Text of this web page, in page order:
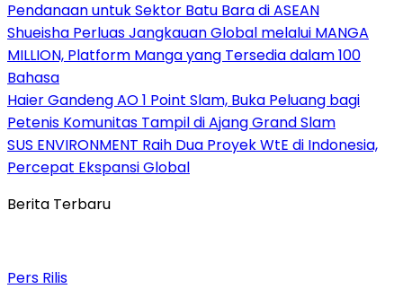
Pendanaan untuk Sektor Batu Bara di ASEAN
Shueisha Perluas Jangkauan Global melalui MANGA
MILLION, Platform Manga yang Tersedia dalam 100
Bahasa
Haier Gandeng AO 1 Point Slam, Buka Peluang bagi
Petenis Komunitas Tampil di Ajang Grand Slam
SUS ENVIRONMENT Raih Dua Proyek WtE di Indonesia,
Percepat Ekspansi Global
Berita Terbaru
Pers Rilis